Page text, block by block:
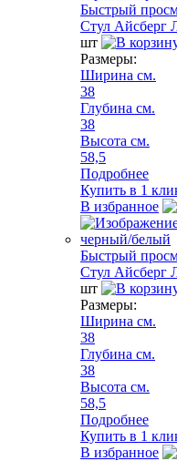
Быстрый
Стул Айсберг
шт
Размеры:
Ширина см.
38
Глубина см.
38
Высота см.
58,5
Подробнее
Купить в 1
В избранное
Быстрый
Стул Айсберг
шт
Размеры:
Ширина см.
38
Глубина см.
38
Высота см.
58,5
Подробнее
Купить в 1
В избранное